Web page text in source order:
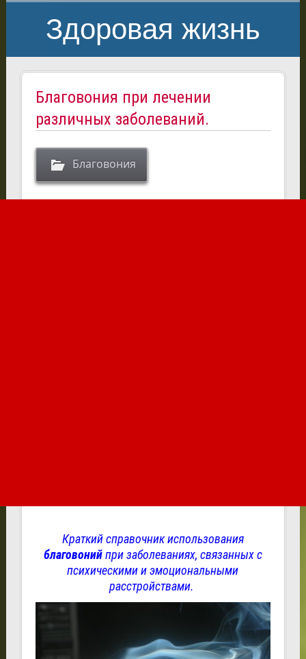
Здоровая жизнь
Благовония при лечении
различных заболеваний.
Благовония
Краткий справочник использования
благовонийпри заболеваниях, связанных с
психическими и эмоциональными
расстройствами.